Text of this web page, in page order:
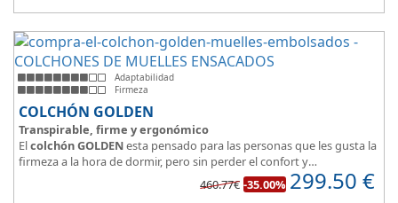
Adaptabilidad
Firmeza
COLCHÓN GOLDEN
Transpirable, firme y ergonómico
Elcolchón GOLDENesta pensado para las personas que les gusta la
firmeza a la hora de dormir, pero sin perder el confort y
adaptabilidad que nos ofrece la viscoelástica.
Su excelente diseño, suave tejido e independencia de lechos,
460.77€ -35.00% 299.50 €